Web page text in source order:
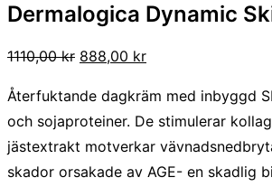
Dermalogica Dynamic
1110,00kr Det
priset
var:
1110,00 kr.
888,00 krDet
priset
är:
888,00 kr.
Återfuktande dagkräm med inbyggd
och sojaproteiner. De stimulerar
jästextrakt motverkar
skador orsakade av AGE- en skadlig